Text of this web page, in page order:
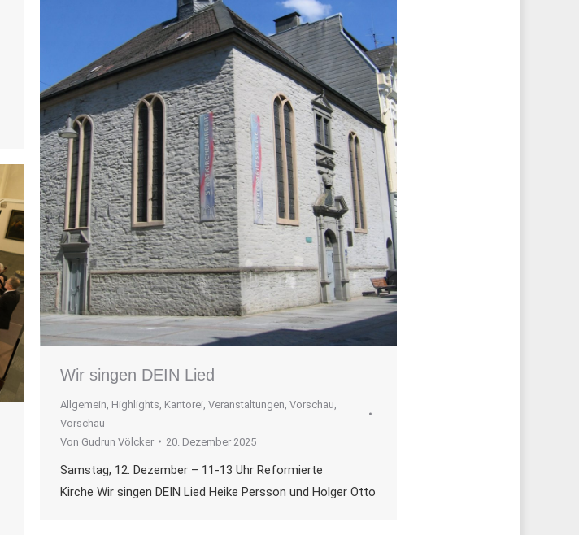
Wir singen DEIN Lied
Allgemein Highlights Kantorei Veranstaltungen Vorschau
Vorschau
Von Gudrun Völcker 20. Dezember 2025
Samstag, 12. Dezember – 11-13 Uhr Reformierte
Kirche Wir singen DEIN Lied Heike Persson und Holger Otto